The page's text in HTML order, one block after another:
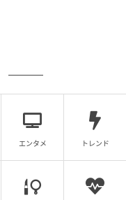
エンタメ トレンド